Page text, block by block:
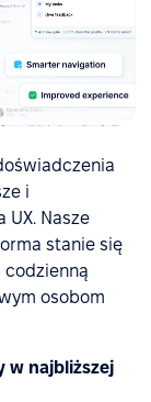
i
Nasze
stanie się
codzienną
osobom
w najbliższej